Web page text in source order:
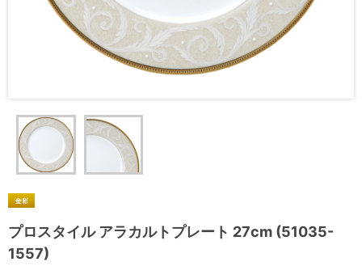
プロスタイル アラカルトプレート 27cm (51035-
1557)